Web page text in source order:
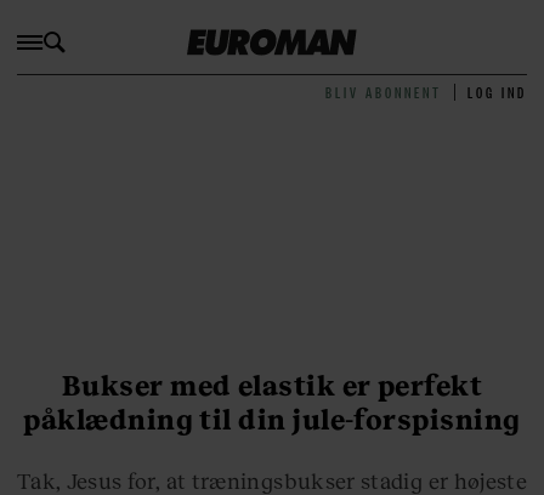
BLIV ABONNENT LOG IND
Bukser med elastik er perfekt
påklædning til din jule-forspisning
Tak, Jesus for, at træningsbukser stadig er højeste